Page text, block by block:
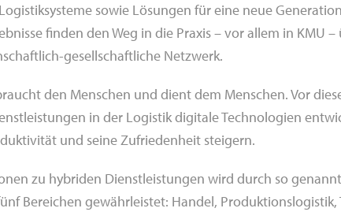
sowie Lösungen für eine neue
finden den Weg in die Praxis – vor allem in KMU
gesellschaftliche Netzwerk.
den Menschen und dient dem Menschen. Vor
in der Logistik digitale Technologien
und seine Zufriedenheit steigern.
zu hybriden Dienstleistungen wird durch so
Bereichen gewährleistet: Handel,